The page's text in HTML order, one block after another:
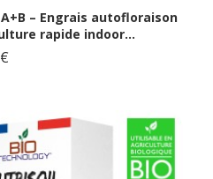
A+B – Engrais autofloraison
rapide indoor...